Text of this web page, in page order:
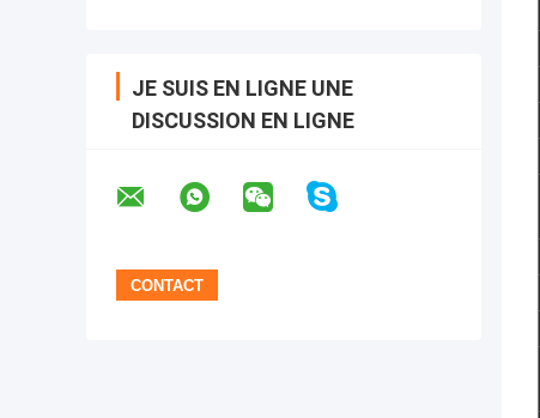
JE SUIS EN LIGNE UNE
DISCUSSION EN LIGNE